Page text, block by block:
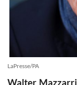
LaPresse/PA
Walter Mazzarri